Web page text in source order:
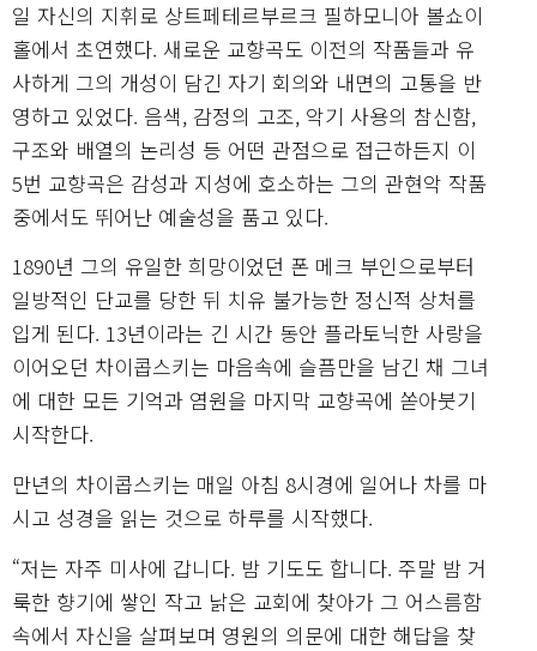
일 자신의 지휘로 상트페테르부르크 필하모니아 볼쇼이
홀에서 초연했다. 새로운 교향곡도 이전의 작품들과 유
사하게 그의 개성이 담긴 자기 회의와 내면의 고통을 반
영하고 있었다. 음색, 감정의 고조, 악기 사용의 참신함,
구조와 배열의 논리성 등 어떤 관점으로 접근하든지 이
5번 교향곡은 감성과 지성에 호소하는 그의 관현악 작품
중에서도 뛰어난 예술성을 품고 있다.
1890년 그의 유일한 희망이었던 폰 메크 부인으로부터
일방적인 단교를 당한 뒤 치유 불가능한 정신적 상처를
입게 된다. 13년이라는 긴 시간 동안 플라토닉한 사랑을
이어오던 차이콥스키는 마음속에 슬픔만을 남긴 채 그녀
에 대한 모든 기억과 염원을 마지막 교향곡에 쏟아붓기
시작한다.
만년의 차이콥스키는 매일 아침 8시경에 일어나 차를 마
시고 성경을 읽는 것으로 하루를 시작했다.
“저는 자주 미사에 갑니다. 밤 기도도 합니다. 주말 밤 거
룩한 향기에 쌓인 작고 낡은 교회에 찾아가 그 어스름함
속에서 자신을 살펴보며 영원의 의문에 대한 해답을 찾